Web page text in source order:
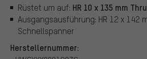
Rüstet um auf: HR 10 x 135 mm
Ausgangsausführung: HR 12 x 142
Schnellspanner
Herstellernummer: